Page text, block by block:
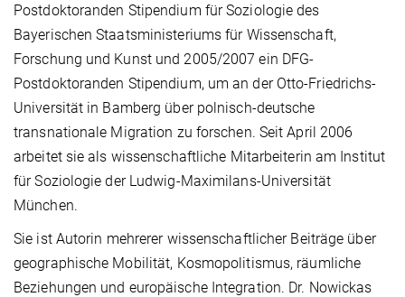
Postdoktoranden Stipendium für Soziologie des
Bayerischen Staatsministeriums für Wissenschaft,
Forschung und Kunst und 2005/2007 ein DFG-
Postdoktoranden Stipendium, um an der Otto-Friedrichs-
Universität in Bamberg über polnisch-deutsche
transnationale Migration zu forschen. Seit April 2006
arbeitet sie als wissenschaftliche Mitarbeiterin am Institut
für Soziologie der Ludwig-Maximilans-Universität
München.
Sie ist Autorin mehrerer wissenschaftlicher Beiträge über
geographische Mobilität, Kosmopolitismus, räumliche
Beziehungen und europäische Integration. Dr. Nowickas